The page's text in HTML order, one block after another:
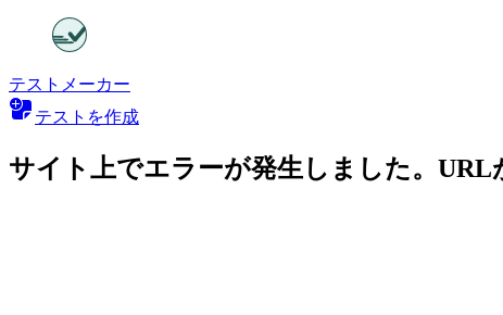
テストメーカー
テストを作成
サイト上でエラーが発生しました。